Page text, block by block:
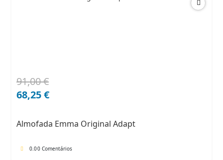
91,00€
O
preço
91,00 €.
68,25€
O
preço
68,25 €.
Almofada Emma Original Adapt
0.00 Comentários